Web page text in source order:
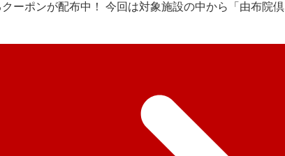
ーポンが配布中！ 今回は対象施設の中から「由布院倶